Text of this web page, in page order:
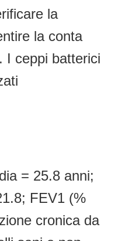
la
la conta
I ceppi batterici
= 25.8 anni;
FEV1 (%
cronica da